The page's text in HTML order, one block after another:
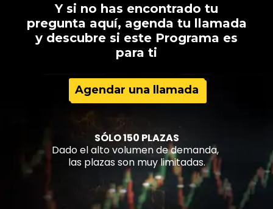
Y si no has encontrado tu
pregunta aquí, agenda tu llamada
y descubre si este Programa es
para ti
Agendar una llamada
SÓLO 150 PLAZAS
Dado el alto volumen de demanda,
las plazas son muy limitadas.